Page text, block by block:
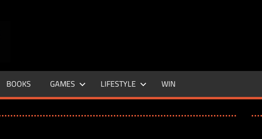
–
LIFE
BOOKS GAMES LIFESTYLE WIN